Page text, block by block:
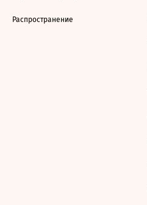
Распространение